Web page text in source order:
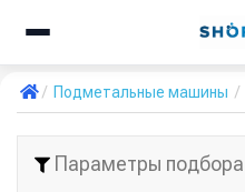
Подметальные машины
Параметры подбора